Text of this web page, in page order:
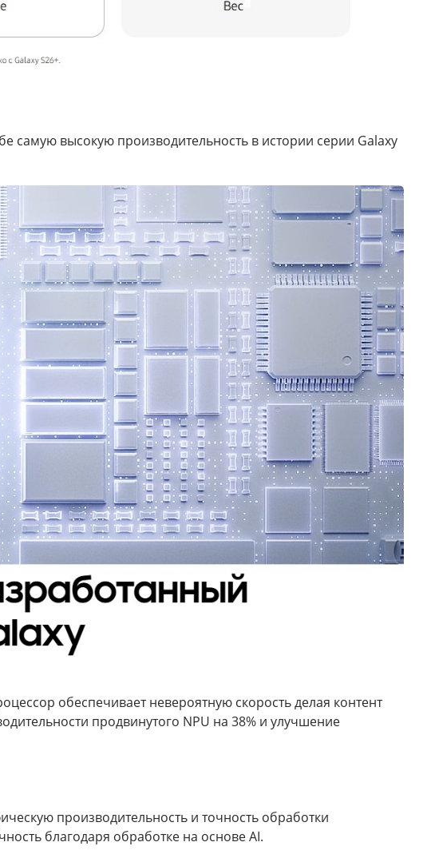
самую высокую производительность в истории серии Galaxy
обеспечивает невероятную скорость делая контент
продвинутого NPU на 38% и улучшение
производительность и точность обработки
благодаря обработке на основе AI.